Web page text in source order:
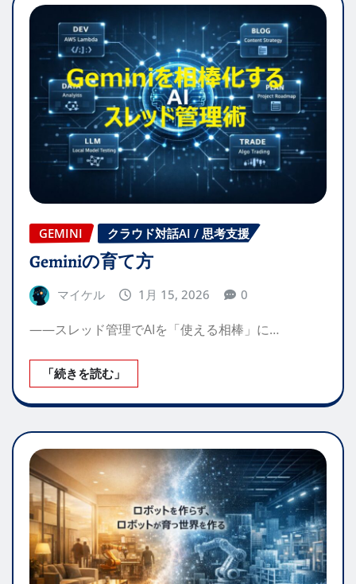
GEMINI クラウド対話AI / 思考支援
Geminiの育て方
マイケル 1月 15, 2026 0
——スレッド管理でAIを「使える相棒」に…
「続きを読む」